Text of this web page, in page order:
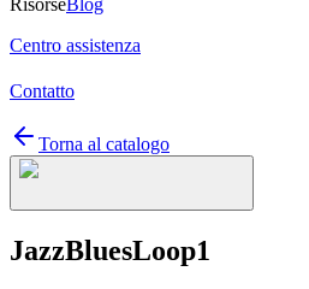
RisorseBlog
Centro assistenza
Contatto
Torna al catalogo
JazzBluesLoop1